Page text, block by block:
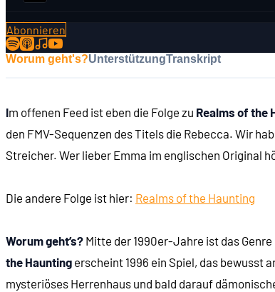
00:05:56
00:06:41 - GoldenEye 007 (1997)
00:06:56 - Realms of the Haunting (1996)
00:07:28 SPIELBESCHREIBUNG
00:08:19 - Das Intro
00:09:59 - Unser Protagonist: Adam
Abonnieren
Worum geht's?UnterstützungTranskript
Im offenen Feed ist eben die Folge zu Realms of the
den FMV-Sequenzen des Titels die Rebecca. Wir
Streicher. Wer lieber Emma im englischen Original
Die andere Folge ist hier: Realms of the Haunting
Worum geht’s? Mitte der 1990er-Jahre ist das
the Haunting erscheint 1996 ein Spiel, das bewusst
mysteriöses Herrenhaus und bald darauf